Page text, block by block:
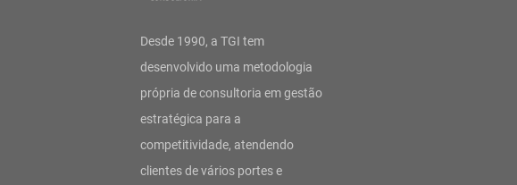
Desde 1990, a TGI tem
desenvolvido uma metodologia
própria de consultoria em gestão
estratégica para a
competitividade, atendendo
clientes de vários portes e